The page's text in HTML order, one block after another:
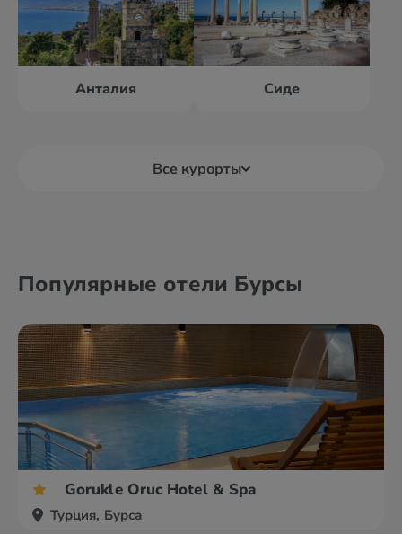
Анталия Сиде
Все курорты
Анкара Белек
Популярные отели Бурсы
Gorukle Oruc Hotel & Spa
Турция, Бурса